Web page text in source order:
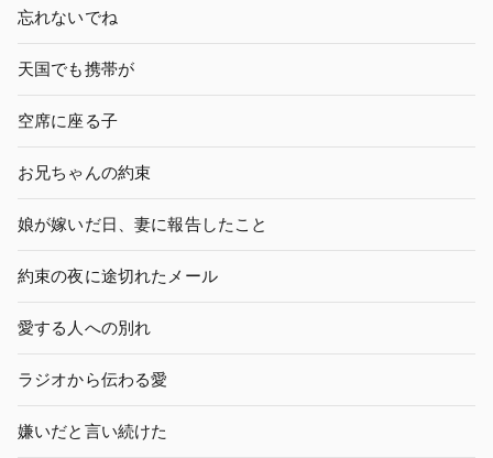
忘れないでね
天国でも携帯が
空席に座る子
お兄ちゃんの約束
娘が嫁いだ日、妻に報告したこと
約束の夜に途切れたメール
愛する人への別れ
ラジオから伝わる愛
嫌いだと言い続けた